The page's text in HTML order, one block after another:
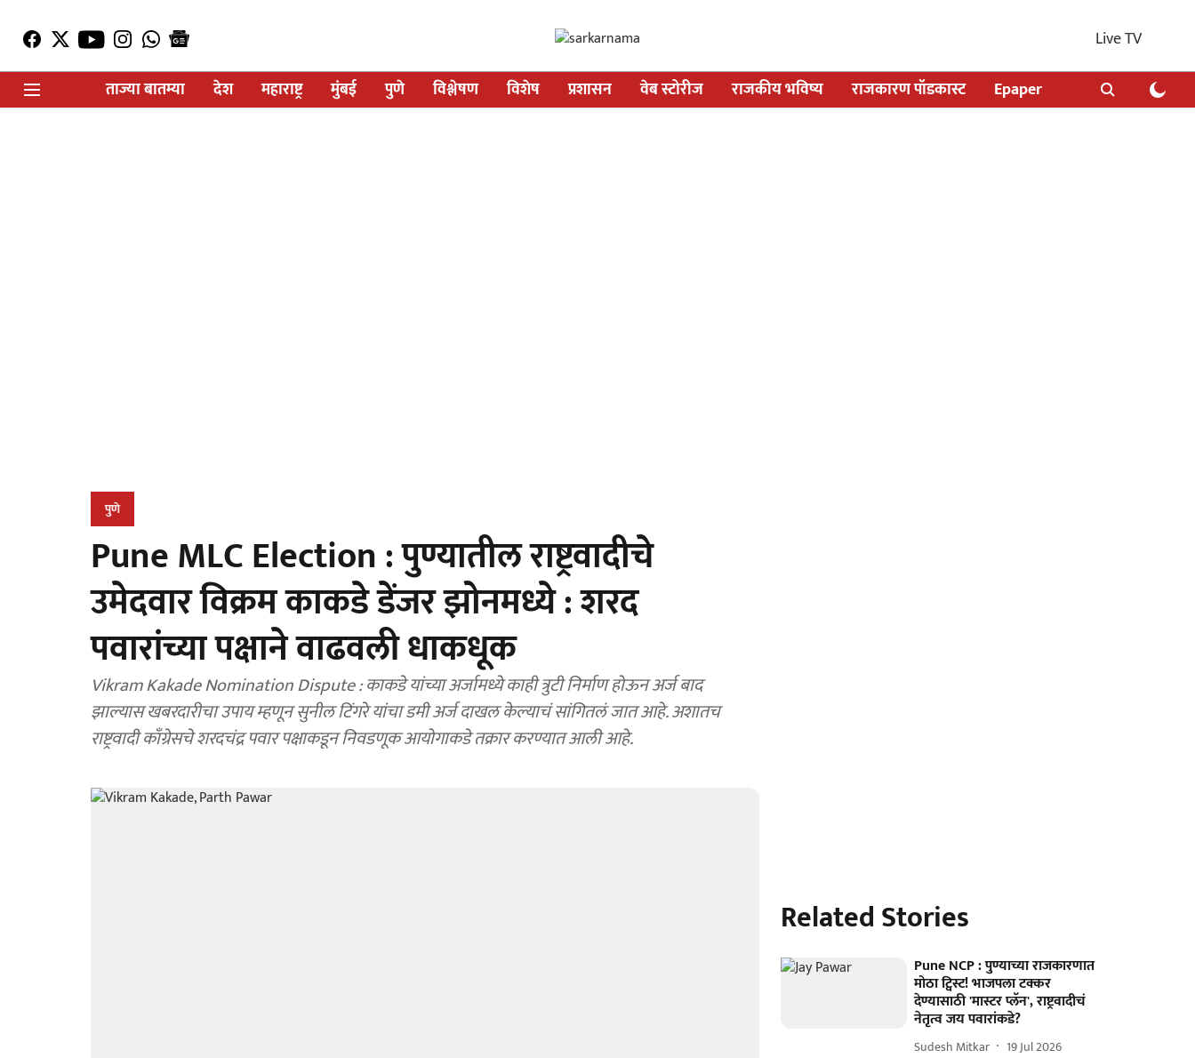
Live TV
ताज्या बातम्या
देश महाराष्ट्र मुंबई पुणे विश्लेषण विशेष प्रशासन वेब स्टोरीज राजकीय भविष्य राजकारण पॉडकास्ट Epaper
पुणे
Pune MLC Election : पुण्यातील राष्ट्रवादीचे
उमेदवार विक्रम काकडे डेंजर झोनमध्ये : शरद
पवारांच्या पक्षाने वाढवली धाकधूक
Vikram Kakade Nomination Dispute : काकडे यांच्या अर्जामध्ये काही त्रुटी निर्माण होऊन अर्ज बाद
झाल्यास खबरदारीचा उपाय म्हणून सुनील टिंगरे यांचा डमी अर्ज दाखल केल्याचं सांगितलं जात आहे. अशातच
राष्ट्रवादी काँग्रेसचे शरदचंद्र पवार पक्षाकडून निवडणूक आयोगाकडे तक्रार करण्यात आली आहे.
Related Stories
Pune NCP : पुण्याच्या राजकारणात
मोठा ट्विस्ट! भाजपला टक्कर
देण्यासाठी 'मास्टर प्लॅन', राष्ट्रवादीचं
नेतृत्व जय पवारांकडे?
Sudesh Mitkar 19 Jul 2026